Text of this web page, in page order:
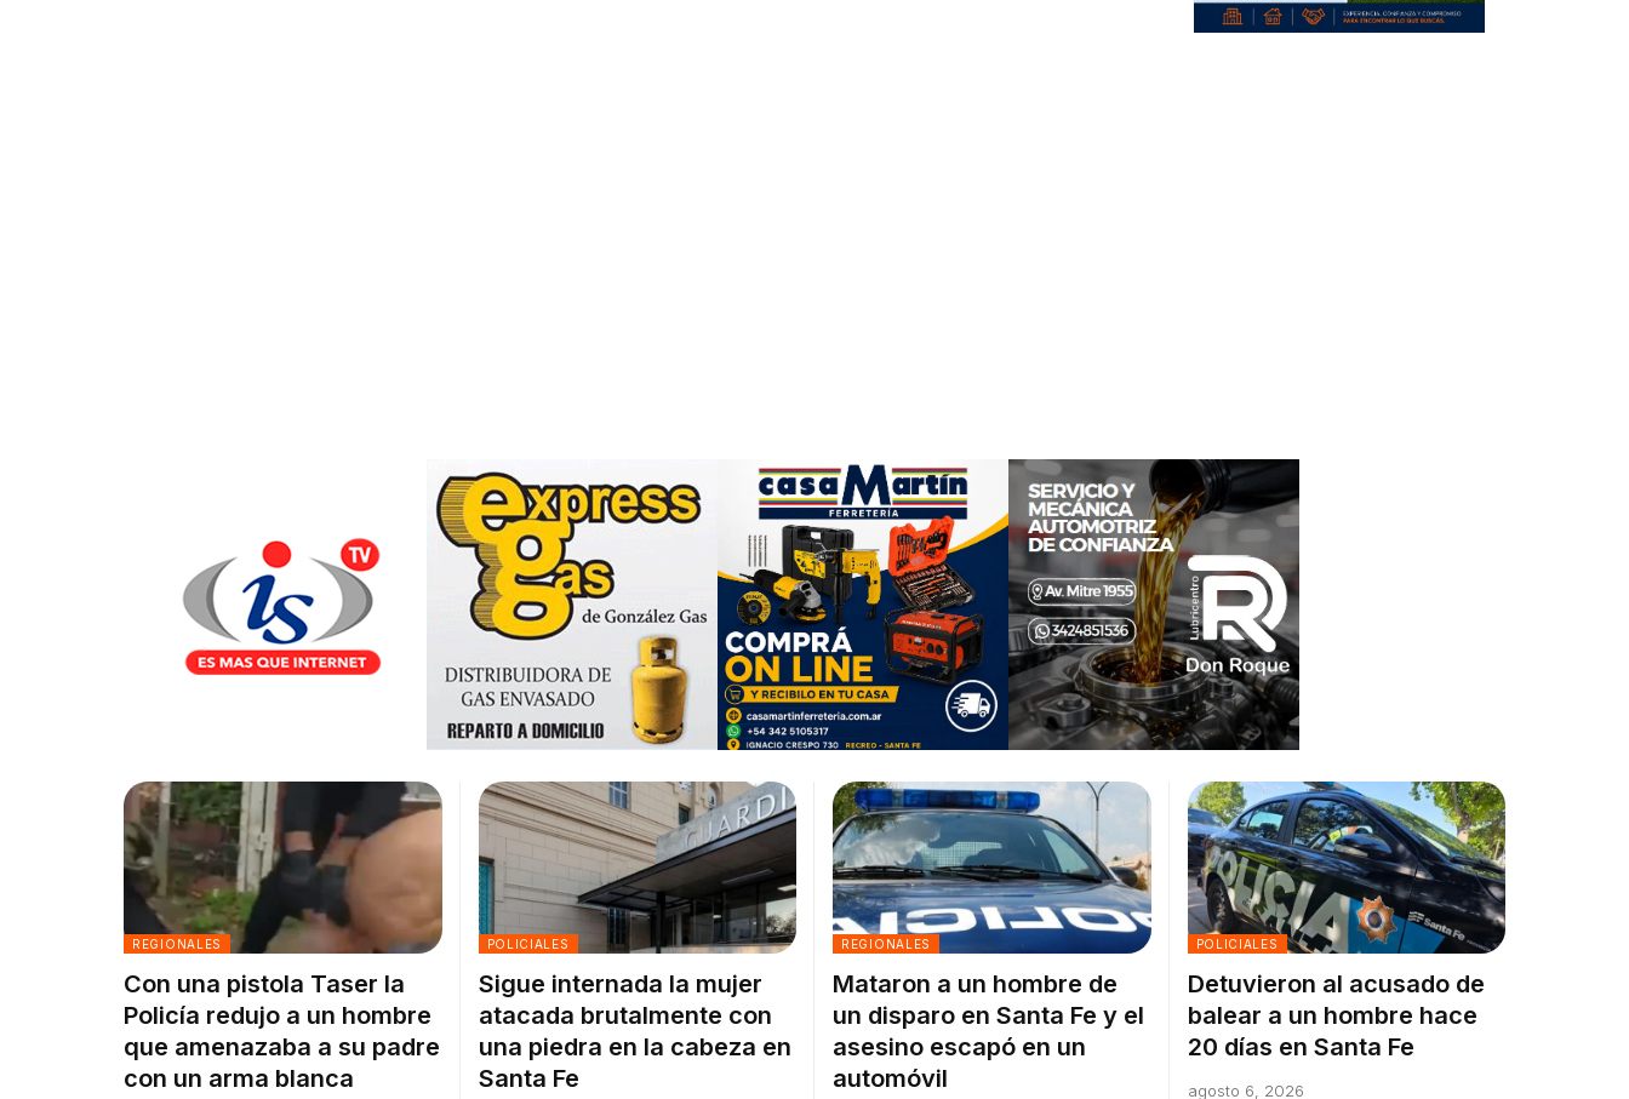
REGIONALES
Con una pistola Taser la
Policía redujo a un hombre
que amenazaba a su padre
con un arma blanca
POLICIALES
Sigue internada la mujer
atacada brutalmente con
una piedra en la cabeza en
Santa Fe
REGIONALES
Mataron a un hombre de
un disparo en Santa Fe y el
asesino escapó en un
automóvil
POLICIALES
Detuvieron al acusado de
balear a un hombre hace
20 días en Santa Fe
agosto 6, 2026